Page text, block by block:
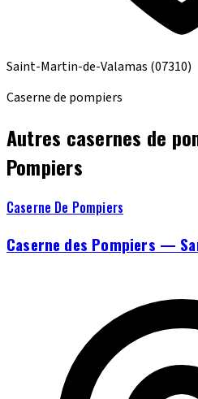
Saint-Martin-de-Valamas (07310)
Caserne de pompiers
Autres casernes de
Pompiers
Caserne De Pompiers
Caserne des Pompiers —